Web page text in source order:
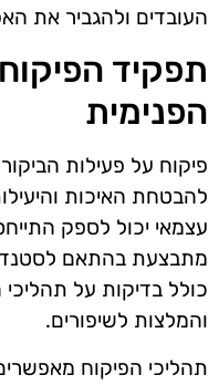
העובדים ולהגביר את
תפקיד
הפנימית
פיקוח על פעילות
להבטחת האיכות
עצמאי יכול לספק
מתבצעת בהתאם
כולל בדיקות על
והמלצות לשיפורים.
תהליכי הפיקוח